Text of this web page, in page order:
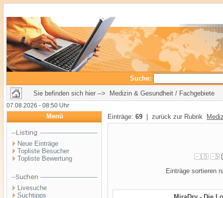
Suche:
Sie befinden sich hier --> Medizin & Gesundheit / Fachgebiete
07.08.2026 - 08:50 Uhr
Menü
Neue Einträge
Topliste Besucher
Topliste Bewertung
Livesuche
Suchtipps
Einträge: 69 | zurück zur Rubrik
Einträge sortieren